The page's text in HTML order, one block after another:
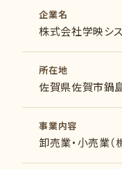
企業名
株式会社学映シ
所在地
佐賀県佐賀市鍋
事業内容
卸売業・小売業（